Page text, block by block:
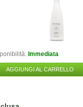
Immediata
AGGIUNGI AL CARRELLO